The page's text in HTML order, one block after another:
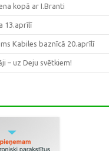
kopā ar I.Branti
13.aprīlī
Kabiles baznīcā 20.aprīlī
– uz Deju svētkiem!